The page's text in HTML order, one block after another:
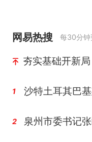
网易热搜 每30分钟
夯实基础开新局
1
2 泉州市委书记